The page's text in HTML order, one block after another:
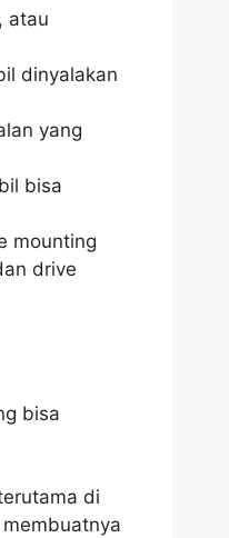
atau
dinyalakan
yang
bisa
mounting
drive
bisa
di